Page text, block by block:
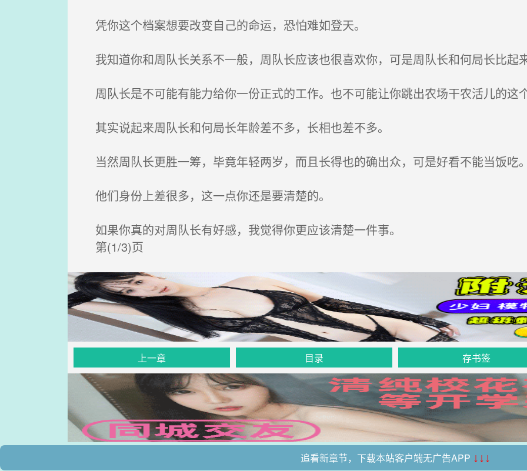
凭你这个档案想要改变自己的命运，恐怕难如登天。
我知道你和周队长关系不一般，周队长应该也很喜欢你，可是周队长和何局长比起
周队长是不可能有能力给你一份正式的工作。也不可能让你跳出农场干农活儿的这
其实说起来周队长和何局长年龄差不多，长相也差不多。
当然周队长更胜一筹，毕竟年轻两岁，而且长得也的确出众，可是好看不能当饭吃
他们身份上差很多，这一点你还是要清楚的。
如果你真的对周队长有好感，我觉得你更应该清楚一件事。
第(1/3)页
上一章 目录 存书签
追看新章节，下载本站客户端无广告APP ↓↓↓